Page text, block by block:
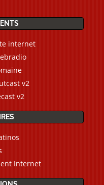
internet
v2
v2
Internet